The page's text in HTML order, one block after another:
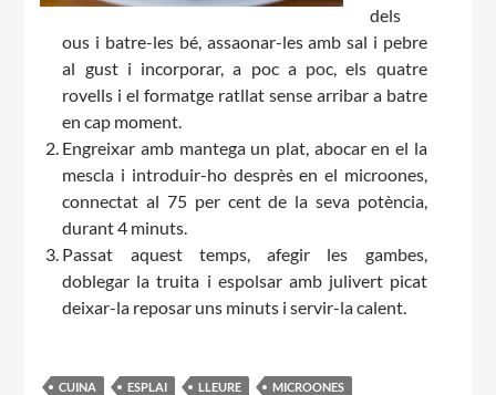
dels
ous i batre-les bé, assaonar-les amb sal i pebre
al gust i incorporar, a poc a poc, els quatre
rovells i el formatge ratllat sense arribar a batre
en cap moment.
Engreixar amb mantega un plat, abocar en el la
mescla i introduir-ho desprès en el microones,
connectat al 75 per cent de la seva potència,
durant 4 minuts.
Passat aquest temps, afegir les gambes,
doblegar la truita i espolsar amb julivert picat
deixar-la reposar uns minuts i servir-la calent.
CUINA ESPLAI LLEURE
MICROONES